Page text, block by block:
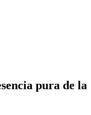
pura de la